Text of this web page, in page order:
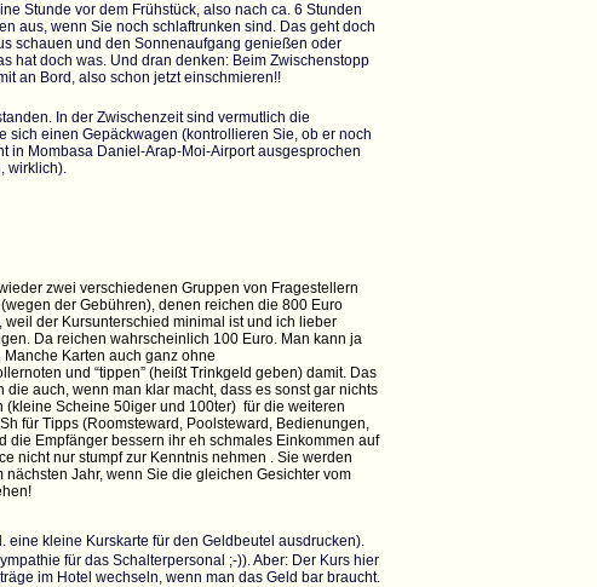
Stunde vor dem Frühstück, also nach ca. 6 Stunden
aus, wenn Sie noch schlaftrunken sind. Das geht doch
schauen und den Sonnenaufgang genießen oder
hat doch was. Und dran denken: Beim Zwischenstopp
an Bord, also schon jetzt einschmieren!!
In der Zwischenzeit sind vermutlich die
sich einen Gepäckwagen (kontrollieren Sie, ob er noch
in Mombasa Daniel-Arap-Moi-Airport ausgesprochen
wirklich).
zwei verschiedenen Gruppen von Fragestellern
der Gebühren), denen reichen die 800 Euro
der Kursunterschied minimal ist und ich lieber
Da reichen wahrscheinlich 100 Euro. Man kann ja
Karten auch ganz ohne
und “tippen” (heißt Trinkgeld geben) damit. Das
auch, wenn man klar macht, dass es sonst gar nichts
(kleine Scheine 50iger und 100ter) für die weiteren
für Tipps (Roomsteward, Poolsteward, Bedienungen,
die Empfänger bessern ihr eh schmales Einkommen auf
nicht nur stumpf zur Kenntnis nehmen . Sie werden
Jahr, wenn Sie die gleichen Gesichter vom
kleine Kurskarte für den Geldbeutel ausdrucken).
für das Schalterpersonal ;-)). Aber: Der Kurs hier
im Hotel wechseln, wenn man das Geld bar braucht.